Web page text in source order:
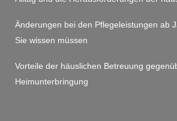
Änderungen bei den Pflegeleistungen ab
Sie wissen müssen
Vorteile der häuslichen Betreuung
Heimunterbringung